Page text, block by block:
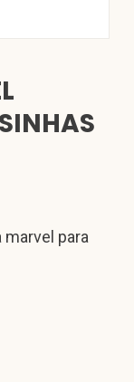
para